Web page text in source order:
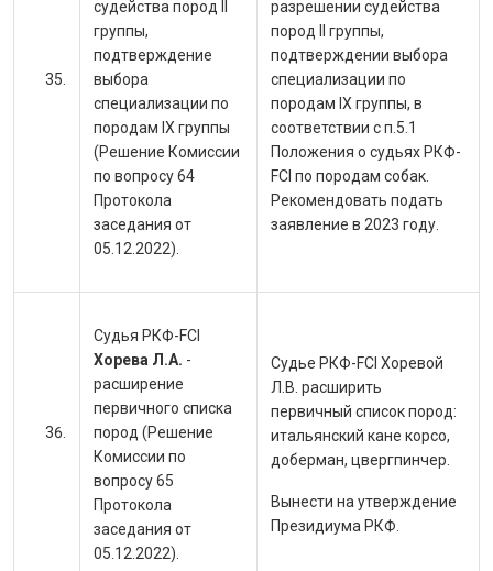
судейства пород II
группы,
подтверждение
выбора
специализации по
породам IX группы
(Решение Комиссии
по вопросу 64
Протокола
заседания от
05.12.2022).
разрешении судейства
пород II группы,
подтверждении выбора
специализации по
породам IX группы, в
соответствии с п.5.1
Положения о судьях РКФ-
FCI по породам собак.
Рекомендовать подать
заявление в 2023 году.
Судья РКФ-FCI
Хорева Л.А. -
расширение
первичного списка
пород (Решение
Комиссии по
вопросу 65
Протокола
заседания от
05.12.2022).
Судье РКФ-FCI Хоревой
Л.В. расширить
первичный список пород:
итальянский кане корсо,
доберман, цвергпинчер.
Вынести на утверждение
Президиума РКФ.